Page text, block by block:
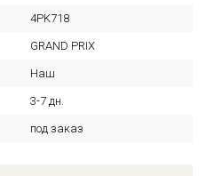
4PK718
GRAND PRIX
Наш
3-7 дн.
под заказ